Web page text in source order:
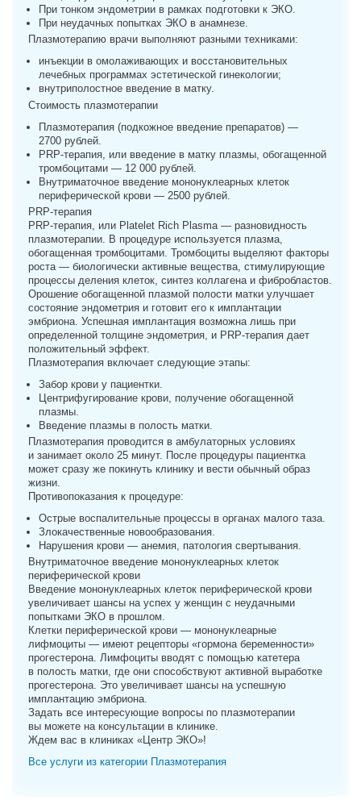
При тонком эндометрии в рамках подготовки к ЭКО.
При неудачных попытках ЭКО в анамнезе.
Плазмотерапию врачи выполняют разными техниками:
инъекции в омолаживающих и восстановительных
лечебных программах эстетической гинекологии;
внутриполостное введение в матку.
Стоимость плазмотерапии
Плазмотерапия (подкожное введение препаратов) —
2700 рублей.
PRP-терапия, или введение в матку плазмы, обогащенной
тромбоцитами — 12 000 рублей.
Внутриматочное введение мононуклеарных клеток
периферической крови — 2500 рублей.
PRP-терапия
PRP-терапия, или Platelet Rich Plasma — разновидность
плазмотерапии. В процедуре используется плазма,
обогащенная тромбоцитами. Тромбоциты выделяют факторы
роста — биологически активные вещества, стимулирующие
процессы деления клеток, синтез коллагена и фибробластов.
Орошение обогащенной плазмой полости матки улучшает
состояние эндометрия и готовит его к имплантации
эмбриона. Успешная имплантация возможна лишь при
определенной толщине эндометрия, и PRP-терапия дает
положительный эффект.
Плазмотерапия включает следующие этапы:
Забор крови у пациентки.
Центрифугирование крови, получение обогащенной
плазмы.
Введение плазмы в полость матки.
Плазмотерапия проводится в амбулаторных условиях
и занимает около 25 минут. После процедуры пациентка
может сразу же покинуть клинику и вести обычный образ
жизни.
Противопоказания к процедуре:
Острые воспалительные процессы в органах малого таза.
Злокачественные новообразования.
Нарушения крови — анемия, патология свертывания.
Внутриматочное введение мононуклеарных клеток
периферической крови
Введение мононуклеарных клеток периферической крови
увеличивает шансы на успех у женщин с неудачными
попытками ЭКО в прошлом.
Клетки периферической крови — мононуклеарные
лифмоциты — имеют рецепторы «гормона беременности»
прогестерона. Лимфоциты вводят с помощью катетера
в полость матки, где они способствуют активной выработке
прогестерона. Это увеличивает шансы на успешную
имплантацию эмбриона.
Задать все интересующие вопросы по плазмотерапии
вы можете на консультации в клинике.
Ждем вас в клиниках «Центр ЭКО»!
Все услуги из категории Плазмотерапия